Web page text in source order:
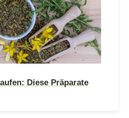
Diese Präparate